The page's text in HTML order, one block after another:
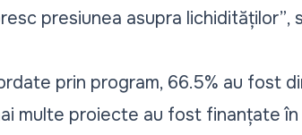
presiunea asupra lichidităților”,
prin program, 66.5% au fost
multe proiecte au fost finanțate